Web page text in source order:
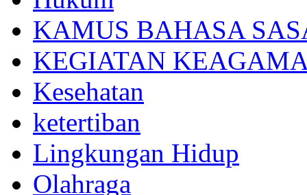
KAMUS BAHASA
KEGIATAN
Kesehatan
ketertiban
Lingkungan Hidup
Olahraga